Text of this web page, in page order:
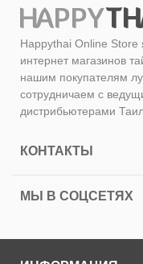
Happythai Online Store
интернет магазинов
нашим покупателям
сотрудничаем с
дистрибьютерами
КОНТАКТЫ
МЫ В СОЦСЕТЯХ